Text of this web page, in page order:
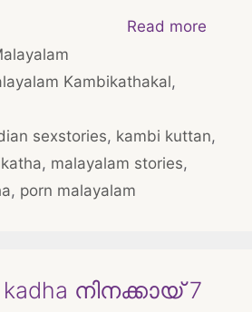
Read more
Kambikathakal,
sexstories, kambi kuttan,
, malayalam stories,
, porn malayalam
kadha നിനക്കായ് 7